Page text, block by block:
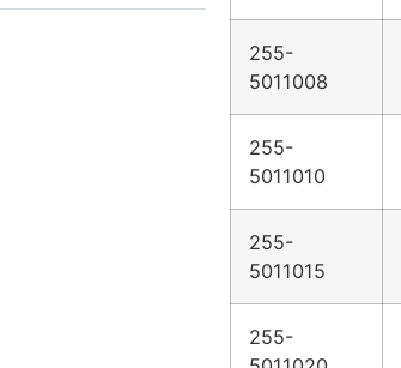
255-
5011008
255-
5011010
255-
5011015
255-